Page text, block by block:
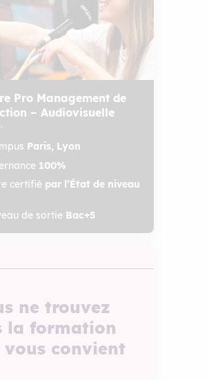
Pro Management de
– Audiovisuelle
Paris, Lyon
100%
certifié par l’État de niveau
de sortie Bac+5
ne trouvez
la formation
convient